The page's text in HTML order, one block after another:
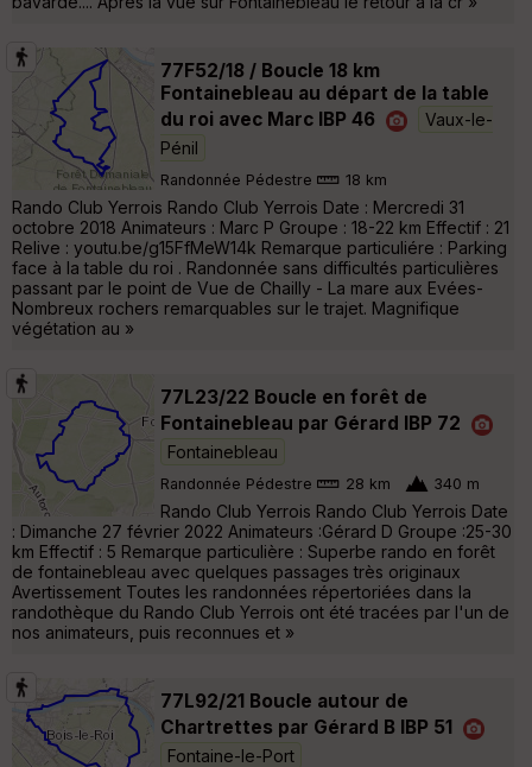
77F52/18 / Boucle 18 km
Fontainebleau au départ de la table
du roi avec Marc IBP 46
Vaux-le-
Pénil
Randonnée Pédestre 18 km
Rando Club Yerrois Rando Club Yerrois Date : Mercredi 31
octobre 2018 Animateurs : Marc P Groupe : 18-22 km Effectif : 21
Relive : youtu.be/g15FfMeW14k Remarque particuliére : Parking
face à la table du roi . Randonnée sans difficultés particulières
passant par le point de Vue de Chailly - La mare aux Evées-
Nombreux rochers remarquables sur le trajet. Magnifique
végétation au »
77L23/22 Boucle en forêt de
Fontainebleau par Gérard IBP 72
Fontainebleau
Randonnée Pédestre 28 km 340 m
Rando Club Yerrois Rando Club Yerrois Date
: Dimanche 27 février 2022 Animateurs :Gérard D Groupe :25-30
km Effectif : 5 Remarque particulière : Superbe rando en forêt
de fontainebleau avec quelques passages très originaux
Avertissement Toutes les randonnées répertoriées dans la
randothèque du Rando Club Yerrois ont été tracées par l'un de
nos animateurs, puis reconnues et »
77L92/21 Boucle autour de
Chartrettes par Gérard B IBP 51
Fontaine-le-Port